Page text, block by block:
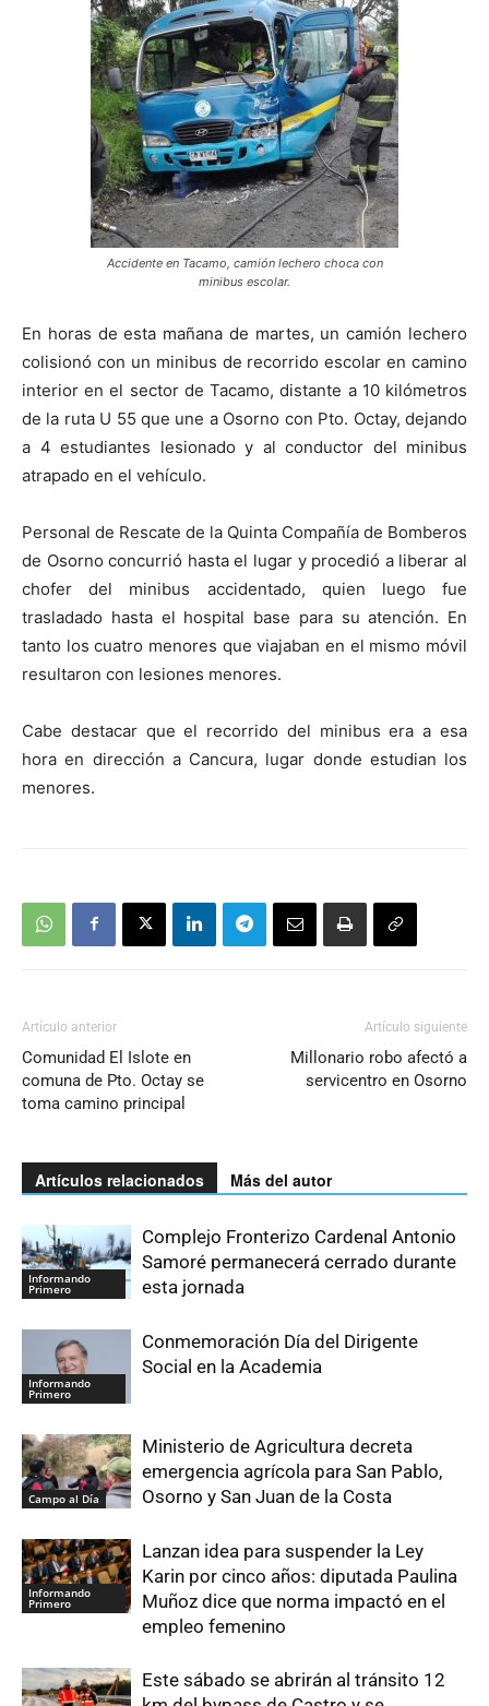
Accidente en Tacamo, camión lechero choca con
minibus escolar.
En horas de esta mañana de martes, un camión lechero
colisionó con un minibus de recorrido escolar en camino
interior en el sector de Tacamo, distante a 10 kilómetros
de la ruta U 55 que une a Osorno con Pto. Octay, dejando
a 4 estudiantes lesionado y al conductor del minibus
atrapado en el vehículo.
Personal de Rescate de la Quinta Compañía de Bomberos
de Osorno concurrió hasta el lugar y procedió a liberar al
chofer del minibus accidentado, quien luego fue
trasladado hasta el hospital base para su atención. En
tanto los cuatro menores que viajaban en el mismo móvil
resultaron con lesiones menores.
Cabe destacar que el recorrido del minibus era a esa
hora en dirección a Cancura, lugar donde estudian los
menores.
Artículo anterior
Comunidad El Islote en
comuna de Pto. Octay se
toma camino principal
Artículo siguiente
Millonario robo afectó a
servicentro en Osorno
Artículos relacionados Más del autor
Informando
Primero
Complejo Fronterizo Cardenal Antonio
Samoré permanecerá cerrado durante
esta jornada
Informando
Primero
Conmemoración Día del Dirigente
Social en la Academia
Campo al Día
Ministerio de Agricultura decreta
emergencia agrícola para San Pablo,
Osorno y San Juan de la Costa
Informando
Primero
Lanzan idea para suspender la Ley
Karin por cinco años: diputada Paulina
Muñoz dice que norma impactó en el
empleo femenino
Este sábado se abrirán al tránsito 12